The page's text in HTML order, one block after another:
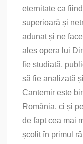
eternitate ca
superioară și
adunat și ne
ales opera lui
fie studiată,
să fie analizată
Cantemir este
România, ci și
de fapt cea mai
școlit în primul